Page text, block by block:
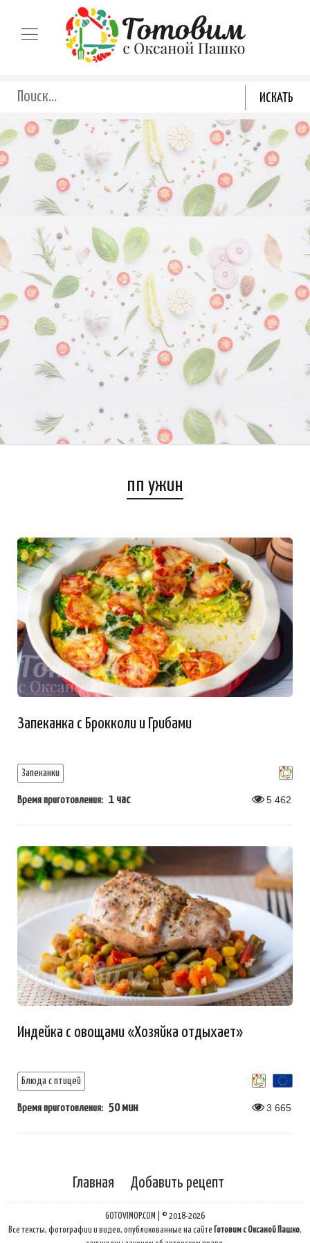
пп ужин
Запеканка с Брокколи и Грибами
Запеканки
Время приготовления: 1 час 5 462
Индейка с овощами «Хозяйка отдыхает»
Блюда с птицей
Время приготовления: 50 мин 3 665
Главная Добавить рецепт
GOTOVIMOP.COM | © 2018-2026
Все тексты, фотографии и видео, опубликованные на сайте Готовим с Оксаной Пашко,